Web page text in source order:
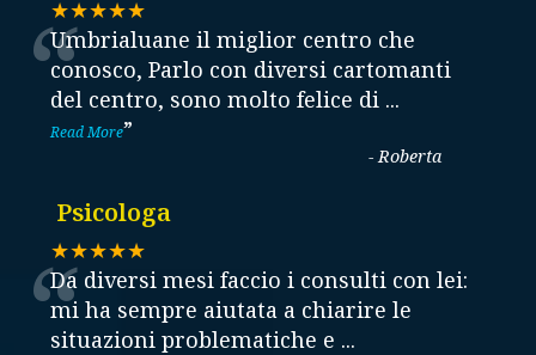
★★★★★
“
Umbrialuane il miglior centro che
conosco, Parlo con diversi cartomanti
del centro, sono molto felice di ...
Read More”
-Roberta
Psicologa
★★★★★
“
Da diversi mesi faccio i consulti con lei:
mi ha sempre aiutata a chiarire le
situazioni problematiche e ...